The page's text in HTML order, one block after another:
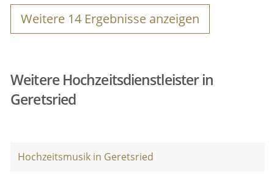
Weitere 14 Ergebnisse anzeigen
Weitere Hochzeitsdienstleister in
Geretsried
Hochzeitsmusik in Geretsried